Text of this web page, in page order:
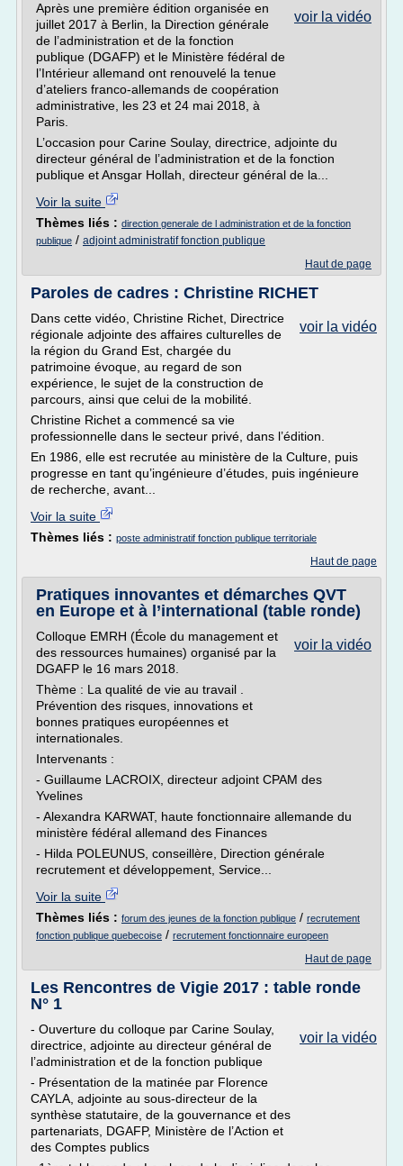
voir la vidéo
Après une première édition organisée en
juillet 2017 à Berlin, la Direction générale
de l’administration et de la fonction
publique (DGAFP) et le Ministère fédéral de
l’Intérieur allemand ont renouvelé la tenue
d’ateliers franco-allemands de coopération
administrative, les 23 et 24 mai 2018, à
Paris.
L’occasion pour Carine Soulay, directrice, adjointe du
directeur général de l’administration et de la fonction
publique et Ansgar Hollah, directeur général de la...
Voir la suite
Thèmes liés : direction generale de l administration et de la fonction
publique / adjoint administratif fonction publique
Haut de page
Paroles de cadres : Christine RICHET
voir la vidéo
Dans cette vidéo, Christine Richet, Directrice
régionale adjointe des affaires culturelles de
la région du Grand Est, chargée du
patrimoine évoque, au regard de son
expérience, le sujet de la construction de
parcours, ainsi que celui de la mobilité.
Christine Richet a commencé sa vie
professionnelle dans le secteur privé, dans l’édition.
En 1986, elle est recrutée au ministère de la Culture, puis
progresse en tant qu’ingénieure d’études, puis ingénieure
de recherche, avant...
Voir la suite
Thèmes liés : poste administratif fonction publique territoriale
Haut de page
Pratiques innovantes et démarches QVT
en Europe et à l’international (table ronde)
voir la vidéo
Colloque EMRH (École du management et
des ressources humaines) organisé par la
DGAFP le 16 mars 2018.
Thème : La qualité de vie au travail .
Prévention des risques, innovations et
bonnes pratiques européennes et
internationales.
Intervenants :
- Guillaume LACROIX, directeur adjoint CPAM des
Yvelines
- Alexandra KARWAT, haute fonctionnaire allemande du
ministère fédéral allemand des Finances
- Hilda POLEUNUS, conseillère, Direction générale
recrutement et développement, Service...
Voir la suite
Thèmes liés : forum des jeunes de la fonction publique / recrutement
fonction publique quebecoise / recrutement fonctionnaire europeen
Haut de page
Les Rencontres de Vigie 2017 : table ronde
N° 1
voir la vidéo
- Ouverture du colloque par Carine Soulay,
directrice, adjointe au directeur général de
l’administration et de la fonction publique
- Présentation de la matinée par Florence
CAYLA, adjointe au sous‐directeur de la
synthèse statutaire, de la gouvernance et des
partenariats, DGAFP, Ministère de l’Action et
des Comptes publics